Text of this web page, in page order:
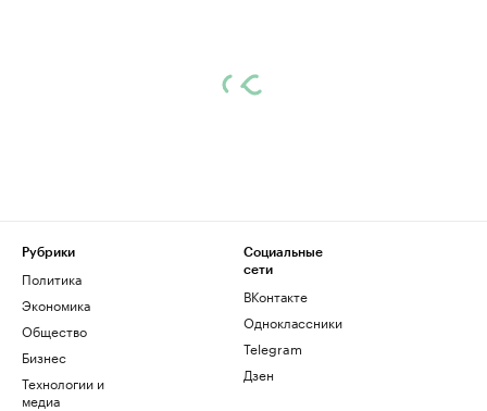
Рубрики
Политика
Экономика
Общество
Бизнес
Технологии и
медиа
Социальные
сети
ВКонтакте
Одноклассники
Telegram
Дзен